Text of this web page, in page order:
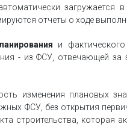
загружается
отчеты о ходе
и
- из ФСУ, отвечающей за
изменения плановых
ФСУ, без открытия
строительства, которая